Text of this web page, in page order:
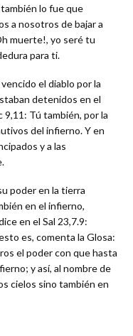
lo fue que
a nosotros de bajar a
muerte!, yo seré tu
para ti.
el diablo por la
detenidos en el
9,11: Tú también, por la
del infierno. Y en
y a las
poder en la tierra
en el infierno,
en el Sal 23,7.9:
es, comenta la Glosa:
el poder con que hasta
y así, al nombre de
cielos sino también en